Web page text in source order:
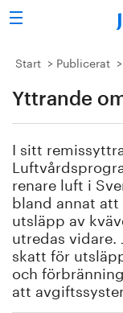
Sök
Stålindustrin
Vision 2050
Forskning/
Energi/miljö
Vi tycker
Publicerat
Bildbank
Start Publicerat
Yttrande
I sitt
renare luft i
bland annat
utsläpp av
utredas vidare.
skatt för
och
att